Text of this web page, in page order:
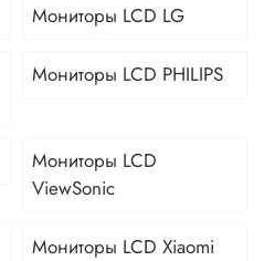
Мониторы LCD LG
Мониторы LCD PHILIPS
Мониторы LCD
ViewSonic
Мониторы LCD Xiaomi